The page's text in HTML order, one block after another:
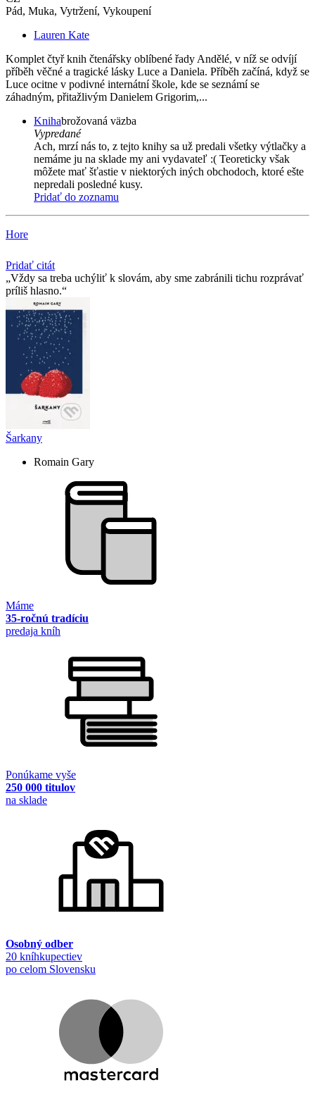
Pád, Muka, Vytržení, Vykoupení
Lauren Kate
Komplet čtyř knih čtenářsky oblíbené řady Andělé, v níž se odvíjí
příběh věčné a tragické lásky Luce a Daniela. Příběh začíná, když se
Luce ocitne v podivné internátní škole, kde se seznámí se
záhadným, přitažlivým Danielem Grigorim,...
Knihabrožovaná väzba
Vypredané
Ach, mrzí nás to, z tejto knihy sa už predali všetky výtlačky a
nemáme ju na sklade my ani vydavateľ :( Teoreticky však
môžete mať šťastie v niektorých iných obchodoch, ktoré ešte
nepredali posledné kusy.
Pridať do zoznamu
Hore
Pridať citát
Vždy sa treba uchýliť k slovám, aby sme zabránili tichu rozprávať
príliš hlasno.
Šarkany
Romain Gary
Máme
35-ročnú tradíciu
predaja kníh
Ponúkame vyše
250 000 titulov
na sklade
Osobný odber
20 kníhkupectiev
po celom Slovensku